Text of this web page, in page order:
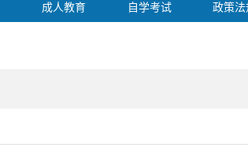
成人教育 自学考试 政策法